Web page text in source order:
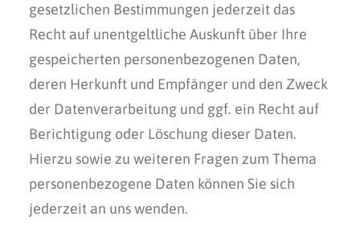
gesetzlichen Bestimmungen jederzeit das
Recht auf unentgeltliche Auskunft über Ihre
gespeicherten personenbezogenen Daten,
deren Herkunft und Empfänger und den Zweck
der Datenverarbeitung und ggf. ein Recht auf
Berichtigung oder Löschung dieser Daten.
Hierzu sowie zu weiteren Fragen zum Thema
personenbezogene Daten können Sie sich
jederzeit an uns wenden.